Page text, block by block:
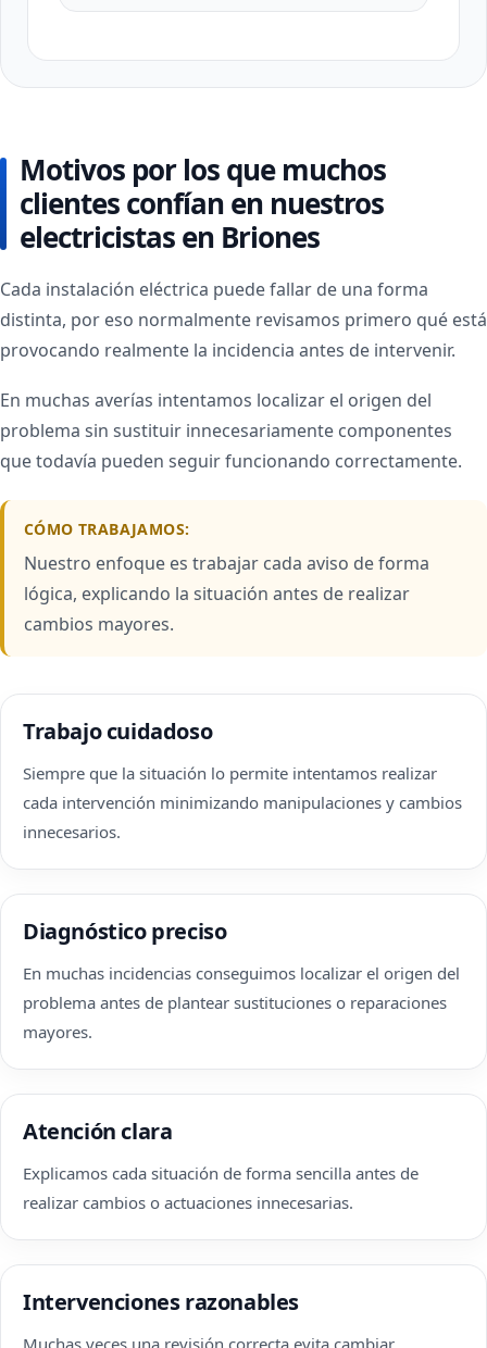
Motivos por los que muchos
clientes confían en nuestros
electricistas en Briones
Cada instalación eléctrica puede fallar de una forma
distinta, por eso normalmente revisamos primero qué está
provocando realmente la incidencia antes de intervenir.
En muchas averías intentamos localizar el origen del
problema sin sustituir innecesariamente componentes
que todavía pueden seguir funcionando correctamente.
CÓMO TRABAJAMOS:
Nuestro enfoque es trabajar cada aviso de forma
lógica, explicando la situación antes de realizar
cambios mayores.
Trabajo cuidadoso
Siempre que la situación lo permite intentamos realizar
cada intervención minimizando manipulaciones y cambios
innecesarios.
Diagnóstico preciso
En muchas incidencias conseguimos localizar el origen del
problema antes de plantear sustituciones o reparaciones
mayores.
Atención clara
Explicamos cada situación de forma sencilla antes de
realizar cambios o actuaciones innecesarias.
Intervenciones razonables
Muchas veces una revisión correcta evita cambiar